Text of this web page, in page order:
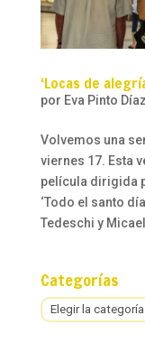
‘Locas de
por Eva Pinto Díaz
Volvemos una
viernes 17. Esta
película dirigida
‘Todo el santo
Tedeschi y
Categorías
Categorías